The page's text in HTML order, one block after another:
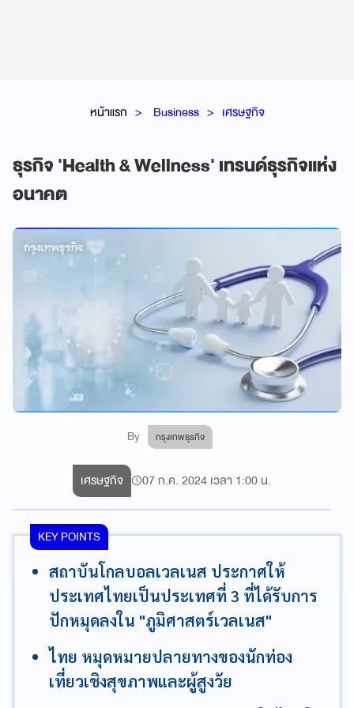
หน้าแรก Business เศรษฐกิจ
ธุรกิจ 'Health & Wellness' เทรนด์ธุรกิจแห่ง
อนาคต
By กรุงเทพธุรกิจ
เศรษฐกิจ 07 ก.ค. 2024 เวลา 1:00 น.
KEY POINTS
สถาบันโกลบอลเวลเนส ประกาศให้
ประเทศไทยเป็นประเทศที่ 3 ที่ได้รับการ
ปักหมุดลงใน "ภูมิศาสตร์เวลเนส"
ไทย หมุดหมายปลายทางของนักท่อง
เที่ยวเชิงสุขภาพและผู้สูงวัย